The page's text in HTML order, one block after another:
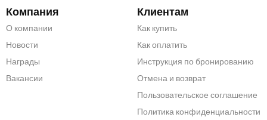
Компания
О компании
Новости
Награды
Вакансии
Клиентам
Как купить
Как оплатить
Инструкция по бронированию
Отмена и возврат
Пользовательское соглашение
Политика конфиденциальности